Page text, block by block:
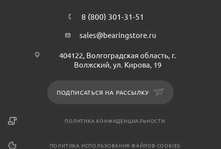
8 (800) 301-31-51
sales@bearingstore.ru
404122, Волгоградская область, г.
Волжский, ул. Кирова, 19
ПОДПИСАТЬСЯ НА РАССЫЛКУ
ПОЛИТИКА КОНФИДЕНЦИАЛЬНОСТИ
ПОЛИТИКА ИСПОЛЬЗОВАНИЯ ФАЙЛОВ COOKIES